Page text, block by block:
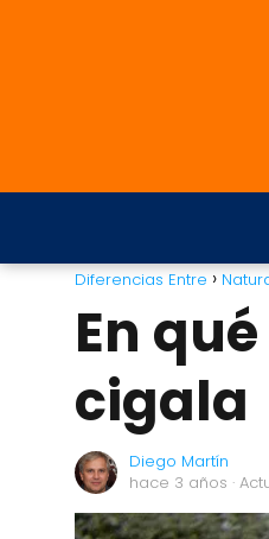
Diferencias Entre
En
cigala
Diego Martín
hace 3 años ·